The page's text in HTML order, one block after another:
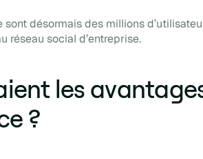
sont désormais des millions
réseau social d’entreprise.
les
?